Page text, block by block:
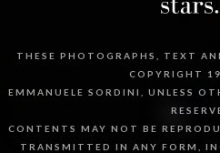
THESE PHOTOGRAPHS, TEXT
COPYRIGHT
EMMANUELE SORDINI, UNLESS
CONTENTS MAY NOT BE
TRANSMITTED IN ANY FORM,